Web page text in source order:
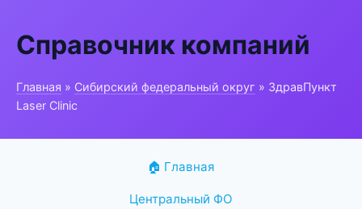
Справочник компаний
Главная » Сибирский федеральный округ » ЗдравПункт
Laser Clinic
🏠 Главная
Центральный ФО